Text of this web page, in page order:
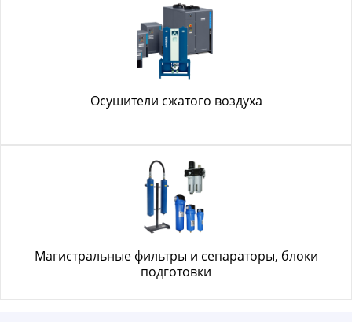
Осушители сжатого воздуха
Магистральные фильтры и сепараторы, блоки
подготовки